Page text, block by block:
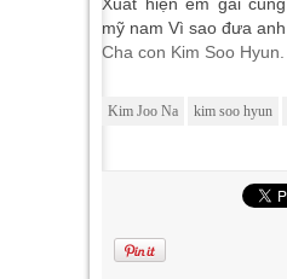
Cha con Kim Soo Hyun.
Kim Joo Na kim soo hyun